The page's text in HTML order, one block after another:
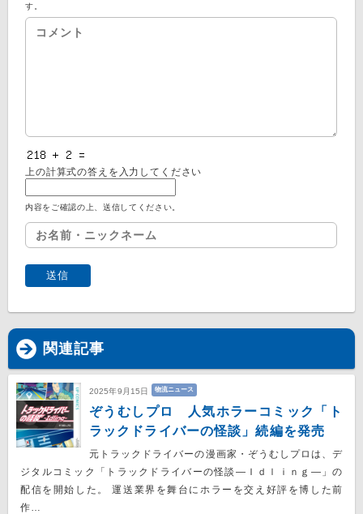
す。
上の計算式の答えを入力してください
内容をご確認の上、送信してください。
関連記事
2025年9月15日 物流ニュース
ぞうむしプロ 人気ホラーコミック「ト
ラックドライバーの怪談」続編を発売
元トラックドライバーの漫画家・ぞうむしプロは、デ
ジタルコミック「トラックドライバーの怪談―Ｉｄｌｉｎｇ―」の
配信を開始した。 運送業界を舞台にホラーを交え好評を博した前
作…